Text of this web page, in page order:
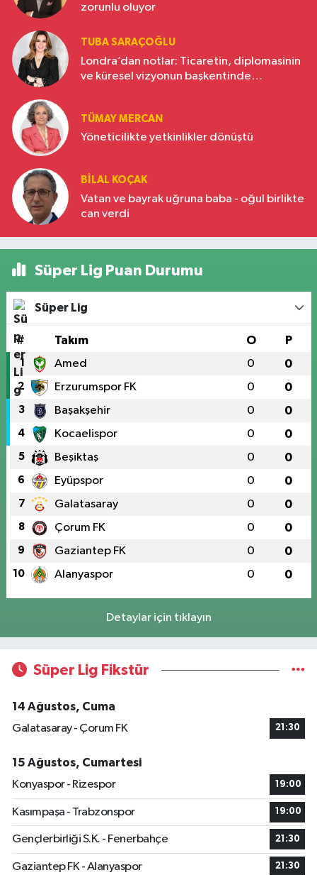
zorunlu oluyor
TUBA SARAÇOĞLU
Londra’dan notlar: Ticaretin, diplomasinin
ve küresel vizyonun başkentinde
TÜMAY MERCAN
Yöneticilikte yetkinlikler dönüştü
BILAL KOÇAK
Vatan ve bayrak uğruna baba - oğul birlikte
can verdi
Süper Lig Puan Durumu
Süper Lig
# Takım O P
1 Amed 0 0
2 Erzurumspor FK 0 0
3 Başakşehir 0 0
4 Kocaelispor 0 0
5 Beşiktaş 0 0
6 Eyüpspor 0 0
7 Galatasaray 0 0
8 Çorum FK 0 0
9 Gaziantep FK 0 0
10 Alanyaspor 0 0
Detaylar için tıklayın
Süper Lig Fikstür
14 Ağustos, Cuma
Galatasaray - Çorum FK
21:30
15 Ağustos, Cumartesi
Konyaspor - Rizespor
19:00
Kasımpaşa - Trabzonspor 19:00
Gençlerbirliği S.K. - Fenerbahçe 21:30
Gaziantep FK - Alanyaspor 21:30